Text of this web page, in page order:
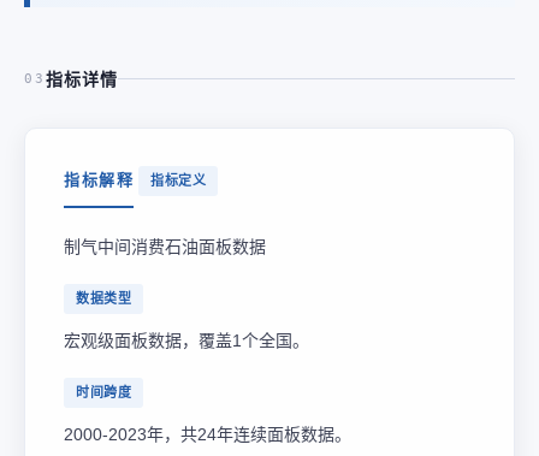
03 指标详情
指标解释 指标定义
制气中间消费石油面板数据
数据类型
宏观级面板数据，覆盖1个全国。
时间跨度
2000-2023年，共24年连续面板数据。